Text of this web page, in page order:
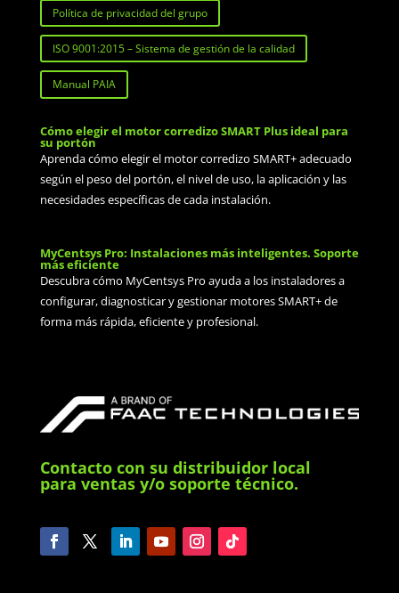
Política de privacidad del grupo
ISO 9001:2015 – Sistema de gestión de la calidad
Manual PAIA
Cómo elegir el motor corredizo SMART Plus ideal para
su portón
Aprenda cómo elegir el motor corredizo SMART+ adecuado
según el peso del portón, el nivel de uso, la aplicación y las
necesidades específicas de cada instalación.
MyCentsys Pro: Instalaciones más inteligentes. Soporte
más eficiente
Descubra cómo MyCentsys Pro ayuda a los instaladores a
configurar, diagnosticar y gestionar motores SMART+ de
forma más rápida, eficiente y profesional.
Contacto con su distribuidor local
para ventas y/o soporte técnico.